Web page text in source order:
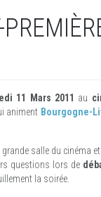
11 Mars 2011 au
animent Bourgogne-
salle du cinéma
questions lors de
la soirée.